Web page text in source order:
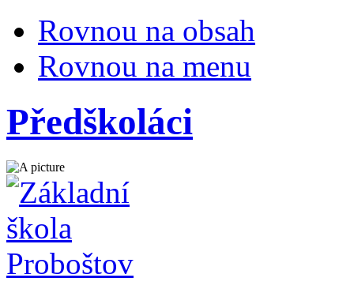
Rovnou na obsah
Rovnou na menu
Předškoláci